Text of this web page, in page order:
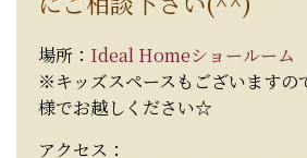
場所： Ideal Homeショールーム
※キッズスペースもございますの
様でお越しください☆
アクセス：